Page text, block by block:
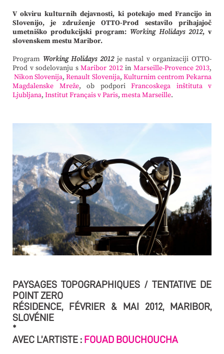
V okviru kulturnih dejavnosti, ki potekajo med Francijo in
Slovenijo, je združenje OTTO-Prod sestavilo prihajajoč
umetniško produkcijski program: Working Holidays 2012, v
slovenskem mestu Maribor.
Program Working Holidays 2012 je nastal v organizaciji OTTO-
Prod v sodelovanju s Maribor 2012in Marseille-Provence 2013,
Nikon Slovenija,Renault Slovenija, Kulturnim centrom Pekarna
Magdalenske Mreže, ob podpori Francoskega inštituta v
Ljubljana, Institut Français v Paris, mesta Marseille.
PAYSAGES TOPOGRAPHIQUES / TENTATIVE DE
POINT ZERO
RÉSIDENCE, FÉVRIER & MAI 2012, MARIBOR,
SLOVÉNIE
*
AVEC L’ARTISTE : FOUAD BOUCHOUCHA